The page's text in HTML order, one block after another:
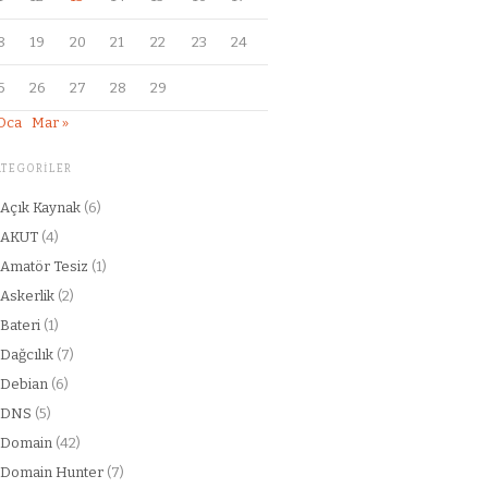
19 20 21 22 23 24
26 27 28 29
Mar »
Açık Kaynak (6)
AKUT (4)
Amatör Tesiz (1)
Askerlik (2)
Bateri (1)
Dağcılık (7)
Debian (6)
DNS (5)
Domain (42)
Domain Hunter (7)